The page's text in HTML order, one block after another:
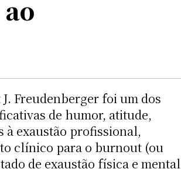
Freudenberger foi um dos
de humor, atitude,
à exaustão profissional,
clínico para o burnout (ou
de exaustão física e mental